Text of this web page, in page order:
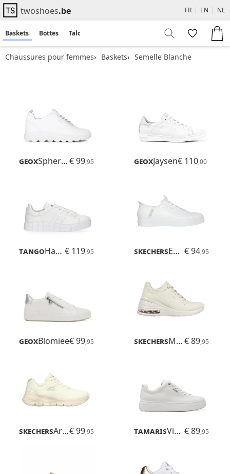
twoshoes.be FR | EN | NL
Baskets Bottes Talons
Chaussures pour femmes Baskets Semelle Blanche
Geox Spherica€ 99,95 GeoxJaysen€ 110,00
Tango Harper € 119,95 Skechers Eden LX € 94,95
GeoxBlomiee€ 99,95 Skechers Million Air€ 89,95
Skechers Arch Fit€ 99,95 Tamaris Violetta € 89,95